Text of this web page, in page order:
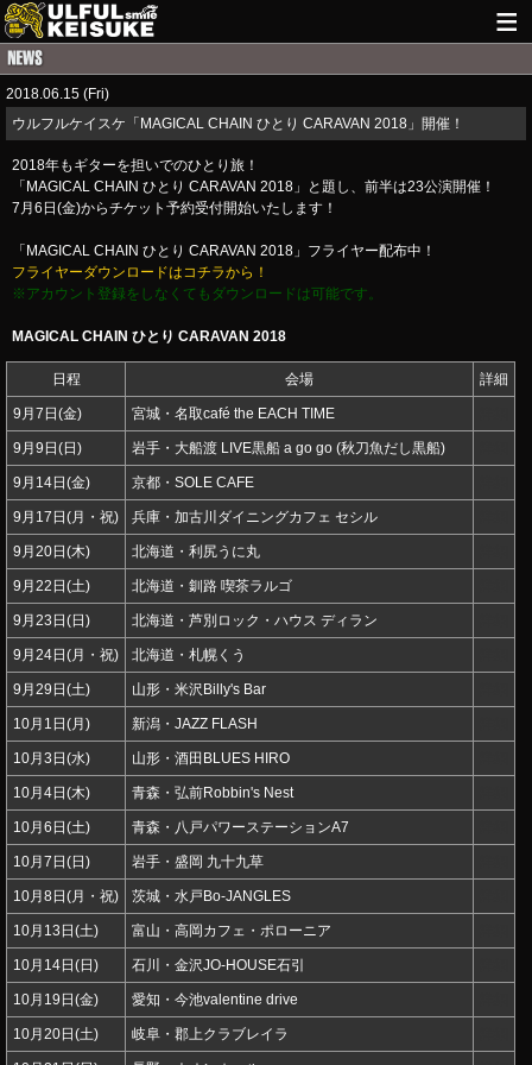
GUITAR WORKS
ITEM
MAIL
2018.06.15 (Fri)
ウルフルケイスケ「MAGICAL CHAIN ひとり CARAVAN 2018」開催！
2018年もギターを担いでのひとり旅！
「MAGICAL CHAIN ひとり CARAVAN 2018」と題し、前半は23公演開催！
7月6日(金)からチケット予約受付開始いたします！
「MAGICAL CHAIN ひとり CARAVAN 2018」フライヤー配布中！
フライヤーダウンロードはコチラから！
※アカウント登録をしなくてもダウンロードは可能です。
MAGICAL CHAIN ひとり CARAVAN 2018
日程 会場 詳細
9月7日(金) 宮城・名取café the EACH TIME
9月9日(日) 岩手・大船渡 LIVE黒船 a go go (秋刀魚だし黒船)
9月14日(金) 京都・SOLE CAFE
9月17日(月・祝) 兵庫・加古川ダイニングカフェ セシル
9月20日(木) 北海道・利尻うに丸
9月22日(土) 北海道・釧路 喫茶ラルゴ
9月23日(日) 北海道・芦別ロック・ハウス ディラン
9月24日(月・祝) 北海道・札幌くう
9月29日(土) 山形・米沢Billy's Bar
10月1日(月) 新潟・JAZZ FLASH
10月3日(水) 山形・酒田BLUES HIRO
10月4日(木) 青森・弘前Robbin's Nest
10月6日(土) 青森・八戸パワーステーションA7
10月7日(日) 岩手・盛岡 九十九草
10月8日(月・祝) 茨城・水戸Bo-JANGLES
10月13日(土) 富山・高岡カフェ・ポローニア
10月14日(日) 石川・金沢JO-HOUSE石引
10月19日(金) 愛知・今池valentine drive
10月20日(土) 岐阜・郡上クラブレイラ